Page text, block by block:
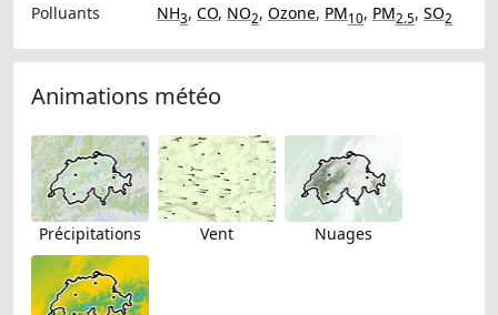
Polluants
NH3, CO, NO2, Ozone, PM10, PM2.5, SO2
Animations météo
Précipitations Vent Nuages